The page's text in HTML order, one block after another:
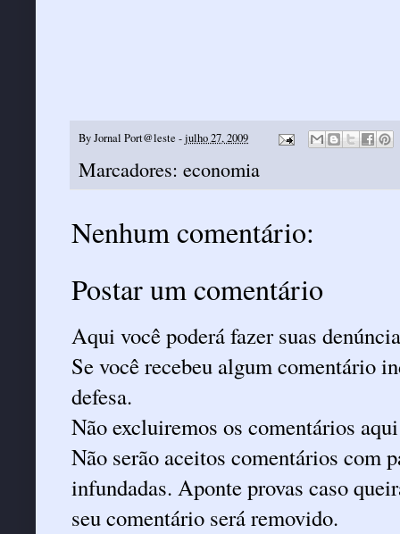
ByJornal Port@leste -julho 27, 2009
Marcadores: economia
Nenhum comentário:
Postar um comentário
Aqui você poderá fazer suas
Se você recebeu algum comentário
defesa.
Não excluiremos os comentários
Não serão aceitos comentários com
infundadas. Aponte provas caso
seu comentário será removido.